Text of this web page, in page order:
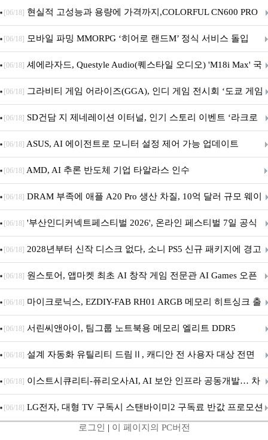
브랜드데이 기획전 진행
[06/18] 현실적 고성능과 용량에 가격까지,COLORFUL CN600 PRO
M.2 NVMe 디앤디컴 1TB
[06/18] 모바일 파밍 MMORPG ‘히어로 랜드M’ 정식 서비스 돌입
[06/18] 셰에라자드, Questyle Audio(퀘스타일 오디오) 'M18i Max' 국
내 정식 출시
[06/18] 그라비티 게임 어라이즈(GGA), 인디 게임 전시회 ‘도쿄 게임
던전 13’ 참가!
[06/18] SD건담 지 제네레이션 이터널, 인기 스토리 이벤트 ‘라크로
아의 용사’ 재개최 및 풍성한 기념 이벤트 실시!
[06/18] ASUS, AI 에이전트로 모니터 설정 제어 가능 업데이트
[06/18] AMD, AI 추론 반도체 기업 타알라스 인수
[06/18] DRAM 부족에 애플 A20 Pro 생산 차질, 10억 달러 규모 웨이
퍼 대기
[06/18] '부산인디커넥트페스티벌 2026', 온라인 페스티벌 7일 공식
개막... 22일간 진행
[06/18] 2028년부터 신작 디스크 없다, 소니 PS5 신규 패키지에 경고
문 추가
[06/18] 원스토어, 앱마켓 최초 AI 창작 게임 전문관 AI Games 오픈
[06/18] 마이크로닉스, EZDIY-FAB RH01 ARGB 메모리 히트싱크 출
시
[06/18] 서린씨앤아이, 팀그룹 노트북용 메모리 엘리트 DDR5
5600MHz 16GB 출시
[06/18] 설계 자동화 유틸리티 드림Ⅱ, 캐디안 전 사용자 대상 전면
무상 배포
[06/18] 이스트시큐리티-퓨리오사AI, AI 보안 인프라 공동개발… 차
세대 AI 보안 플랫폼 구축
[06/18] LG전자, 대형 TV 구독시 스탠바이미2 구독료 반값 프로모션
로그인 | 이 페이지의 PC버전